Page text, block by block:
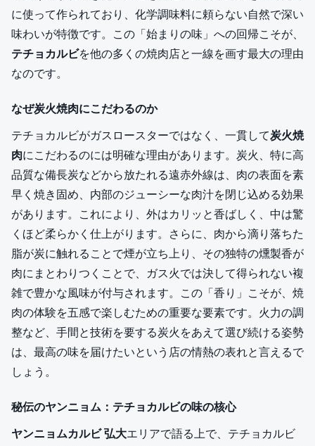
に使って作られており、化学調味料に頼らない自然で深い
味わいが特徴です。この「始まりの味」への回帰こそが、
テチョカルビを他の多くの焼肉店と一線を画す最大の理由
なのです。
なぜ炭火焼肉にこだわるのか
テチョカルビがガスロースターではなく、一貫して炭火焼
肉にこだわるのには明確な理由があります。炭火、特に高
品質な備長炭などから放たれる遠赤外線は、肉の表面を素
早く焼き固め、内部のジューシーな肉汁を閉じ込める効果
があります。これにより、外はカリッと香ばしく、中は驚
くほど柔らかく仕上がります。さらに、肉から滴り落ちた
脂が炭に触れることで煙が立ち上り、その独特の燻製香が
肉にまとわりつくことで、ガス火では決して得られない複
雑で豊かな風味が付与されます。この「香り」こそが、焼
肉の体験を五感で楽しむための重要な要素です。火力の調
整など、手間と技術を要する炭火をあえて選び続ける姿勢
は、最高の味を届けたいという店の情熱の表れと言えるで
しょう。
秘伝のヤンニョム：テチョカルビの味の核心
ヤンニョムカルビ 弘大エリアで語る上で、テチョカルビ